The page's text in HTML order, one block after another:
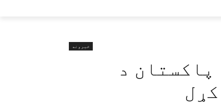
خبرونه
پاکستان د